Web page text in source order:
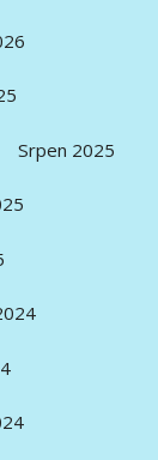
Srpen 2025